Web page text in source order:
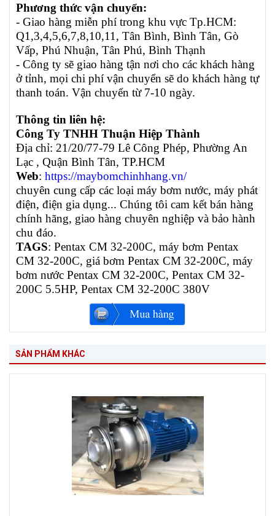
Phương thức vận chuyển:
- Giao hàng miễn phí trong khu vực Tp.HCM:
Q1,3,4,5,6,7,8,10,11, Tân Bình, Bình Tân, Gò
Vấp, Phú Nhuận, Tân Phú, Bình Thạnh
- Công ty sẽ giao hàng tận nơi cho các khách hàng
ở tỉnh, mọi chi phí vận chuyển sẽ do khách hàng tự
thanh toán. Vận chuyển từ 7-10 ngày.
Thông tin liên hệ:
Công Ty TNHH Thuận Hiệp Thành
Địa chỉ: 21/20/77-79 Lê Công Phép, Phường An
Lạc , Quận Bình Tân, TP.HCM
Web: https://maybomchinhhang.vn/
chuyên cung cấp các loại máy bơm nước, máy phát
điện, điện gia dụng... Chúng tôi cam kết bán hàng
chính hãng, giao hàng chuyên nghiệp và bảo hành
chu đáo.
TAGS: Pentax CM 32-200C, máy bơm Pentax
CM 32-200C, giá bơm Pentax CM 32-200C, máy
bơm nước Pentax CM 32-200C, Pentax CM 32-
200C 5.5HP, Pentax CM 32-200C 380V
SẢN PHẨM KHÁC